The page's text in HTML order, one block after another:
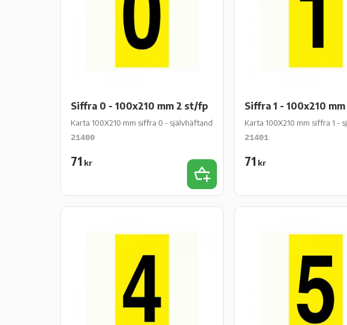
Siffra 0 - 100x210 mm 2 st/fp
Karta 100X210 mm siffra 0 - självhäftande gul vinyl - 2 st/fp
21400
71 kr
Lägg till i favoriter
Siffra 1 - 100x210
Karta 100X210 mm siffra 1 -
21401
71 kr